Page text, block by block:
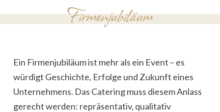
Firmenjubiläum
Ein Firmenjubiläum ist mehr als ein Event – es
würdigt Geschichte, Erfolge und Zukunft eines
Unternehmens. Das Catering muss diesem Anlass
gerecht werden: repräsentativ, qualitativ